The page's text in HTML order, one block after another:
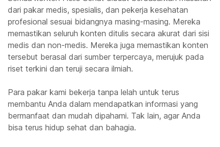
dari pakar medis, spesialis, dan pekerja kesehatan
profesional sesuai bidangnya masing-masing. Mereka
memastikan seluruh konten ditulis secara akurat dari sisi
medis dan non-medis. Mereka juga memastikan konten
tersebut berasal dari sumber terpercaya, merujuk pada
riset terkini dan teruji secara ilmiah.
Para pakar kami bekerja tanpa lelah untuk terus
membantu Anda dalam mendapatkan informasi yang
bermanfaat dan mudah dipahami. Tak lain, agar Anda
bisa terus hidup sehat dan bahagia.